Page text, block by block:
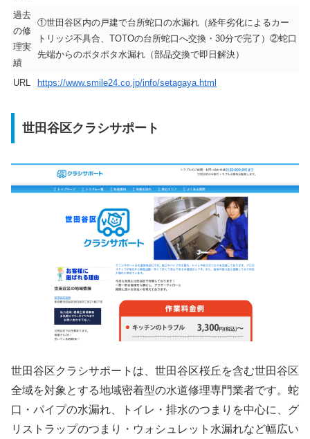
過去
の修
理実
績
①世田谷区内の戸建で台所蛇口の水漏れ（経年劣化によるカー
トリッジ不具合、TOTOの台所蛇口へ交換・30分で完了）②蛇口
先端からのポタポタ水漏れ（部品交換で即日解決）
URL https://www.smile24.co.jp/info/setagaya.html
世田谷区クラシサポート
世田谷区クラシサポートは、世田谷区桜丘を含む世田谷区
全域を対象とする地域密着型の水道修理専門業者です。蛇
口・パイプの水漏れ、トイレ・排水のつまりを中心に、グ
リストラップのつまり・ウォシュレット水漏れなど幅広い